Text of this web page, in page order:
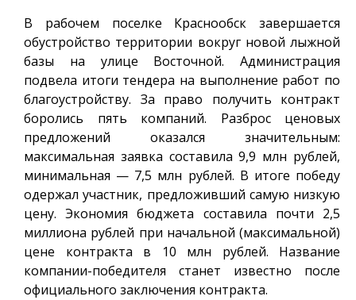
В рабочем поселке Краснообск завершается
обустройство территории вокруг новой лыжной
базы на улице Восточной. Администрация
подвела итоги тендера на выполнение работ по
благоустройству. За право получить контракт
боролись пять компаний. Разброс ценовых
предложений оказался значительным:
максимальная заявка составила 9,9 млн рублей,
минимальная — 7,5 млн рублей. В итоге победу
одержал участник, предложивший самую низкую
цену. Экономия бюджета составила почти 2,5
миллиона рублей при начальной (максимальной)
цене контракта в 10 млн рублей. Название
компании-победителя станет известно после
официального заключения контракта.